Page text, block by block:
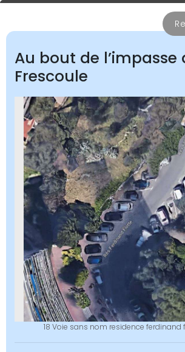
Au bout de l’impasse
Frescoule
18 Voie sans nom residence ferdinand